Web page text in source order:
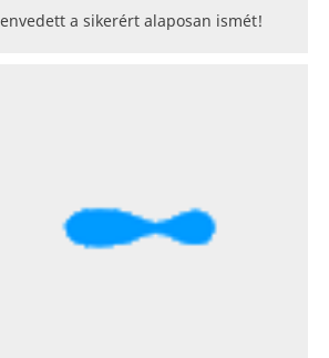
a sikerért alaposan ismét!